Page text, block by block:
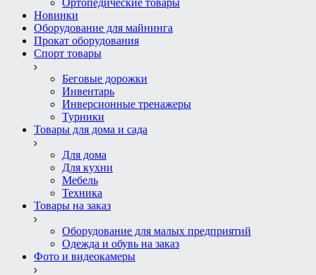
Ортопедические товары
Новинки
Оборудование для майнинга
Прокат оборудования
Спорт товары
Беговые дорожки
Инвентарь
Инверсионные тренажеры
Турники
Товары для дома и сада
Для дома
Для кухни
Мебель
Техника
Товары на заказ
Оборудование для малых предприятий
Одежда и обувь на заказ
Фото и видеокамеры